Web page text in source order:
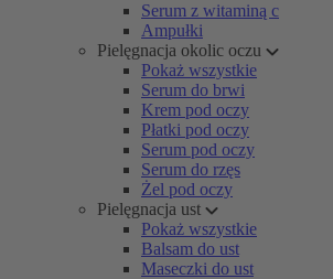
Serum z witaminą c
Ampułki
Pielęgnacja okolic oczu
Pokaż wszystkie
Serum do brwi
Krem pod oczy
Płatki pod oczy
Serum pod oczy
Serum do rzęs
Żel pod oczy
Pielęgnacja ust
Pokaż wszystkie
Balsam do ust
Maseczki do ust